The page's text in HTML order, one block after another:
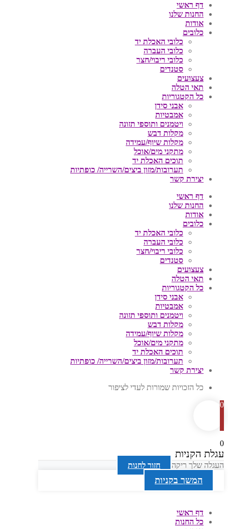
דף ראשי
החנות שלנו
אודות
כלובים
כלובי האכלת יד
כלובי העברה
כלובי ריבוי/חצר
סטנדים
צעצועים
תאי הטלה
כל הקטגוריות
אבני סידן
אמבטיות
ויטמנים ותוספי תזונה
מקלות דבש
מקלות שיוף/עמידה
מתקני מים/אוכל
תוכים האכלת יד
תערובות/מזון ביצים/השרייה/ כופתיות
יצירת קשר
דף ראשי
החנות שלנו
אודות
כלובים
כלובי האכלת יד
כלובי העברה
כלובי ריבוי/חצר
סטנדים
צעצועים
תאי הטלה
כל הקטגוריות
אבני סידן
אמבטיות
ויטמנים ותוספי תזונה
מקלות דבש
מקלות שיוף/עמידה
מתקני מים/אוכל
תוכים האכלת יד
תערובות/מזון ביצים/השרייה/ כופתיות
יצירת קשר
כל הזכויות שמורות לעדי לציפור
0
0
עגלת הקניות
העגלה שלך ריקה חזור לחנות
המשך בקניות
דף ראשי
כל החנות